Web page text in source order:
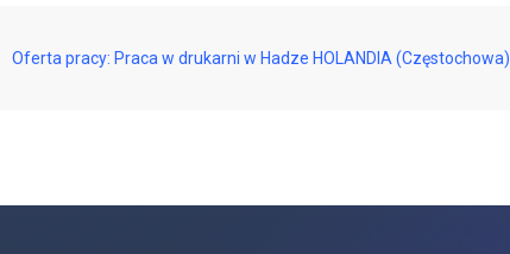
Oferta pracy: Praca w drukarni w Hadze HOLANDIA (Częstochowa)